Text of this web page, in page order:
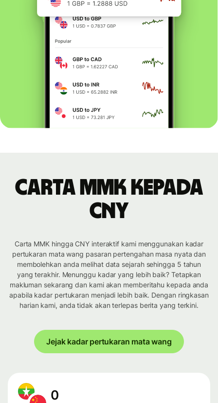
Carta MMK kepada
CNY
Carta MMK hingga CNY interaktif kami menggunakan kadar
pertukaran mata wang pasaran pertengahan masa nyata dan
membolehkan anda melihat data sejarah sehingga 5 tahun
yang terakhir. Menunggu kadar yang lebih baik? Tetapkan
makluman sekarang dan kami akan memberitahu kepada anda
apabila kadar pertukaran menjadi lebih baik. Dengan ringkasan
harian kami, anda tidak akan terlepas berita yang terkini.
Jejak kadar pertukaran mata wang
0